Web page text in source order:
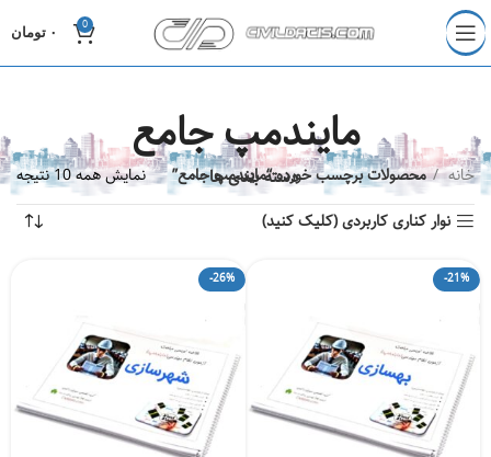
0 ۰ تومان
مایندمپ جامع
دسته بندی ها خانه محصولات برچسب خورده “مایندمپ جامع”
نمایش همه 10 نتیجه
نوار کناری کاربردی (کلیک کنید)
-21%
-26%